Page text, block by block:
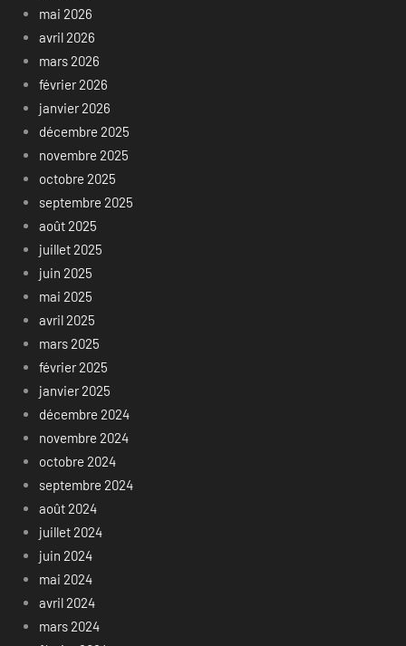
mai 2026
avril 2026
mars 2026
février 2026
janvier 2026
décembre 2025
novembre 2025
octobre 2025
septembre 2025
août 2025
juillet 2025
juin 2025
mai 2025
avril 2025
mars 2025
février 2025
janvier 2025
décembre 2024
novembre 2024
octobre 2024
septembre 2024
août 2024
juillet 2024
juin 2024
mai 2024
avril 2024
mars 2024